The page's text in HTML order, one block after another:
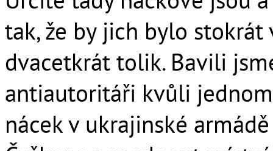
tak, že by jich bylo stokrát
dvacetkrát tolik. Bavili
antiautoritáři kvůli
nácek v ukrajinské